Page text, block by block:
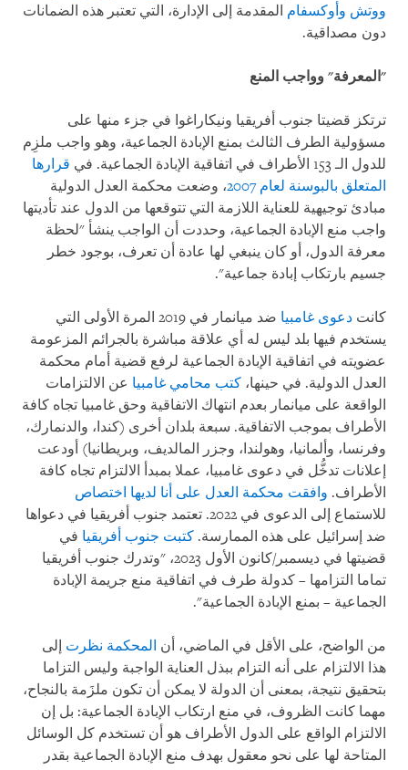
ووتش وأوكسفام المقدمة إلى الإدارة، التي تعتبر هذه الضمانات
دون مصداقية.
"المعرفة" وواجب المنع
ترتكز قضيتا جنوب أفريقيا ونيكاراغوا في جزء منها على
مسؤولية الطرف الثالث بمنع الإبادة الجماعية، وهو واجب ملزِم
للدول الـ 153 الأطراف في اتفاقية الإبادة الجماعية. في
قرارها
المتعلق بالبوسنة لعام 2007
، وضعت محكمة العدل الدولية
مبادئ توجيهية للعناية اللازمة التي تتوقعها من الدول عند تأديتها
واجب منع الإبادة الجماعية، وحددت أن الواجب ينشأ "لحظة
معرفة الدول، أو كان ينبغي لها عادة أن تعرف، بوجود خطر
جسيم بارتكاب إبادة جماعية".
كانت دعوى غامبيا
ضد ميانمار في 2019 المرة الأولى التي
يستخدم فيها بلد ليس له أي علاقة مباشرة بالجرائم المزعومة
عضويته في اتفاقية الإبادة الجماعية لرفع قضية أمام محكمة
العدل الدولية. في حينها، كتب محامي غامبيا عن الالتزامات
الواقعة على ميانمار بعدم انتهاك الاتفاقية وحق غامبيا تجاه كافة
الأطراف بموجب الاتفاقية. سبعة بلدان أخرى (كندا، والدنمارك،
وفرنسا، وألمانيا، وهولندا، وجزر المالديف، وبريطانيا) أودعت
إعلانات تدخُّل في دعوى غامبيا، عملا بمبدأ الالتزام تجاه كافة
الأطراف. وافقت محكمة العدل على أنا لديها اختصاص
للاستماع إلى الدعوى في 2022. تعتمد جنوب أفريقيا في دعواها
ضد إسرائيل على هذه الممارسة. كتبت جنوب أفريقيا في
قضيتها في ديسمبر/كانون الأول 2023، "وتدرك جنوب أفريقيا
تماما التزامها – كدولة طرف في اتفاقية منع جريمة الإبادة
الجماعية – بمنع الإبادة الجماعية".
من الواضح، على الأقل في الماضي، أن المحكمة نظرت إلى
هذا الالتزام على أنه التزام ببذل العناية الواجبة وليس التزاما
بتحقيق نتيجة، بمعنى أن الدولة لا يمكن أن تكون ملزَمة بالنجاح،
مهما كانت الظروف، في منع ارتكاب الإبادة الجماعية: بل إن
الالتزام الواقع على الدول الأطراف هو أن تستخدم كل الوسائل
المتاحة لها على نحو معقول بهدف منع الإبادة الجماعية بقدر